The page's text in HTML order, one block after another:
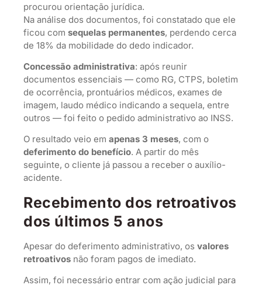
procurou orientação jurídica.
Na análise dos documentos, foi constatado que ele
ficou com sequelas permanentes, perdendo cerca
de 18% da mobilidade do dedo indicador.
Concessão administrativa: após reunir
documentos essenciais — como RG, CTPS, boletim
de ocorrência, prontuários médicos, exames de
imagem, laudo médico indicando a sequela, entre
outros — foi feito o pedido administrativo ao INSS.
O resultado veio em apenas 3 meses, com o
deferimento do benefício. A partir do mês
seguinte, o cliente já passou a receber o auxílio-
acidente.
Recebimento dos retroativos
dos últimos 5 anos
Apesar do deferimento administrativo, os valores
retroativos não foram pagos de imediato.
Assim, foi necessário entrar com ação judicial para